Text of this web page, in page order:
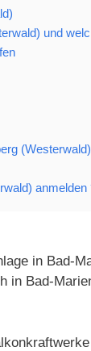
und
(Westerwald)
anmelden
in Bad-
in Bad-